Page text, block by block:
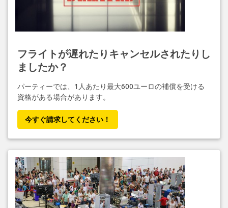
フライトが遅れたりキャンセルされたりし
ましたか？
パーティーでは、1人あたり最大600ユーロの補償を受ける
資格がある場合があります。
今すぐ請求してください！